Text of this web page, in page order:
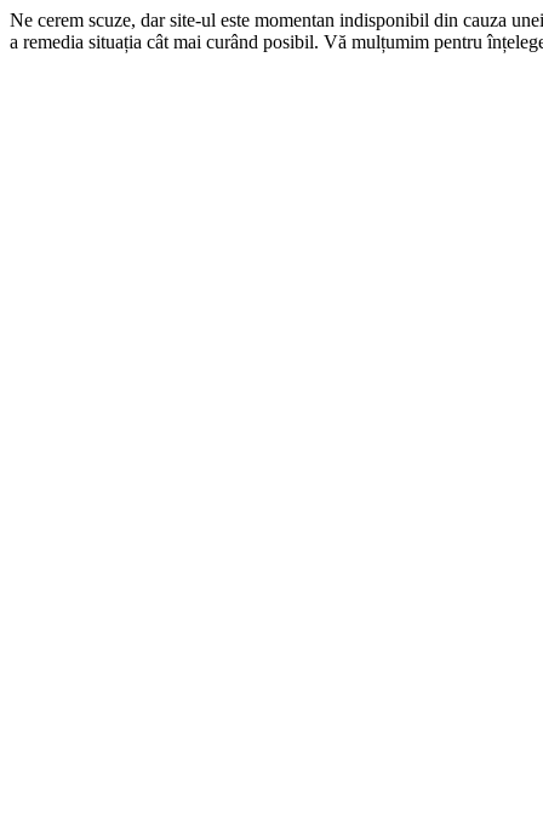
Ne cerem scuze, dar site-ul este momentan indisponibil din cauza
a remedia situația cât mai curând posibil. Vă mulțumim pentru